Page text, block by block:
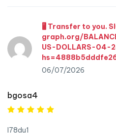
🖥 Transfer to you.
graph.org/
US-DOLLARS-04-
06/07/2026
bgosa4
l78du1